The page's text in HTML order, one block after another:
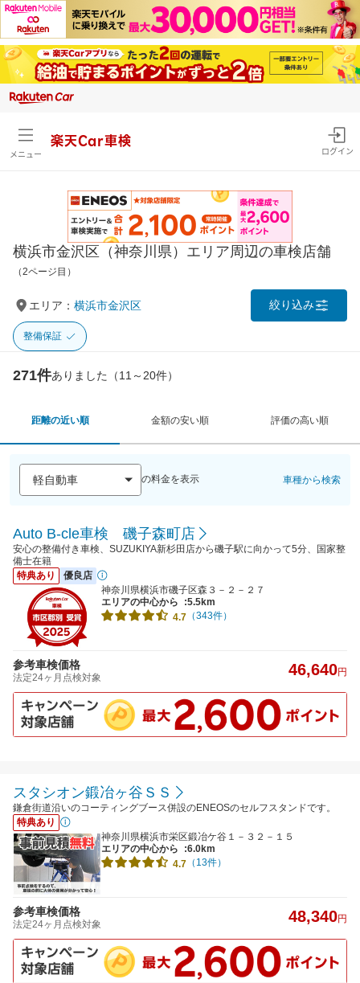
メニュー
楽天Car車検
ログイン
横浜市金沢区（神奈川県）エリア周辺の車検店舗
（2ページ目）
エリア： 横浜市金沢区 絞り込み
整備保証
271件ありました（11～20件）
距離の近い順 金額の安い順 評価の高い順
の料金を表示 車種から検索
Auto B-cle車検 磯子森町店
安心の整備付き車検、SUZUKIYA新杉田店から磯子駅に向かって5分、国家整
備士在籍
特典あり
優良店
神奈川県横浜市磯子区森３－２－２７
エリアの中心から
:5.5km
4.7 （343件）
参考車検価格
法定24ヶ月点検対象 46,640円
スタシオン鍛冶ヶ谷ＳＳ
鎌倉街道沿いのコーティングブース併設のENEOSのセルフスタンドです。
特典あり
神奈川県横浜市栄区鍛冶ケ谷１－３２－１５
エリアの中心から
:6.0km
4.7 （13件）
参考車検価格
法定24ヶ月点検対象 48,340円